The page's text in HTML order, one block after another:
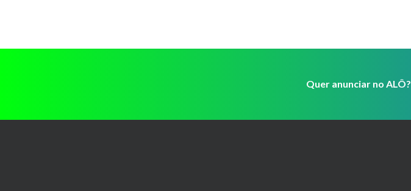
Quer anunciar no ALÔ?